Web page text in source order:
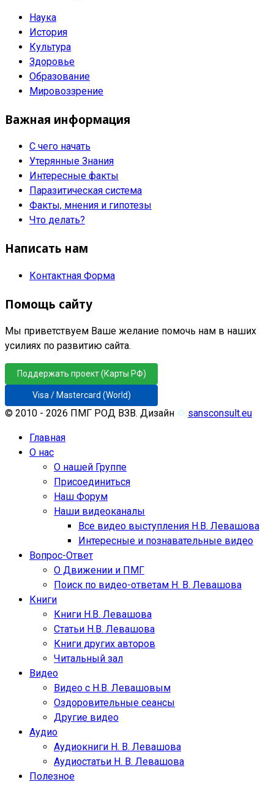
Наука
История
Культура
Здоровье
Образование
Мировоззрение
Важная информация
С чего начать
Утерянные Знания
Интересные факты
Паразитическая система
Факты, мнения и гипотезы
Что делать?
Написать нам
Контактная Форма
Помощь сайту
Мы приветствуем Ваше желание помочь нам в наших
усилиях по развитию сайта.
Поддержать проект (Карты РФ)
Visa / Mastercard (World)
© 2010 - 2026 ПМГ РОД ВЗВ. Дизайн ♲ sansconsult.eu
Главная
О нас
О нашей Группе
Присоединиться
Наш Форум
Наши видеоканалы
Все видео выступления Н.В. Левашова
Интересные и познавательные видео
Вопрос-Ответ
О Движении и ПМГ
Поиск по видео-ответам Н. В. Левашова
Книги
Книги Н.В. Левашова
Статьи Н.В. Левашова
Книги других авторов
Читальный зал
Видео
Видео с Н.В. Левашовым
Оздоровительные сеансы
Другие видео
Аудио
Аудиокниги Н. В. Левашова
Аудиостатьи Н. В. Левашова
Полезное